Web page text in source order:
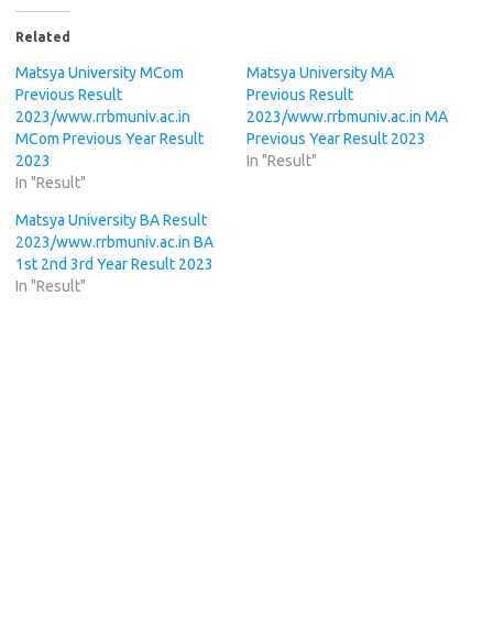
Related
Matsya University MCom
Previous Result
2023/www.rrbmuniv.ac.in
MCom Previous Year Result
2023
In "Result"
Matsya University MA
Previous Result
2023/www.rrbmuniv.ac.in MA
Previous Year Result 2023
In "Result"
Matsya University BA Result
2023/www.rrbmuniv.ac.in BA
1st 2nd 3rd Year Result 2023
In "Result"